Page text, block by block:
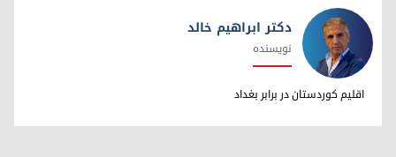
دکتر ابراهیم خالد
دکتر ابراهیم خالد
نویسنده
اقلیم کوردستان در برابر بغداد